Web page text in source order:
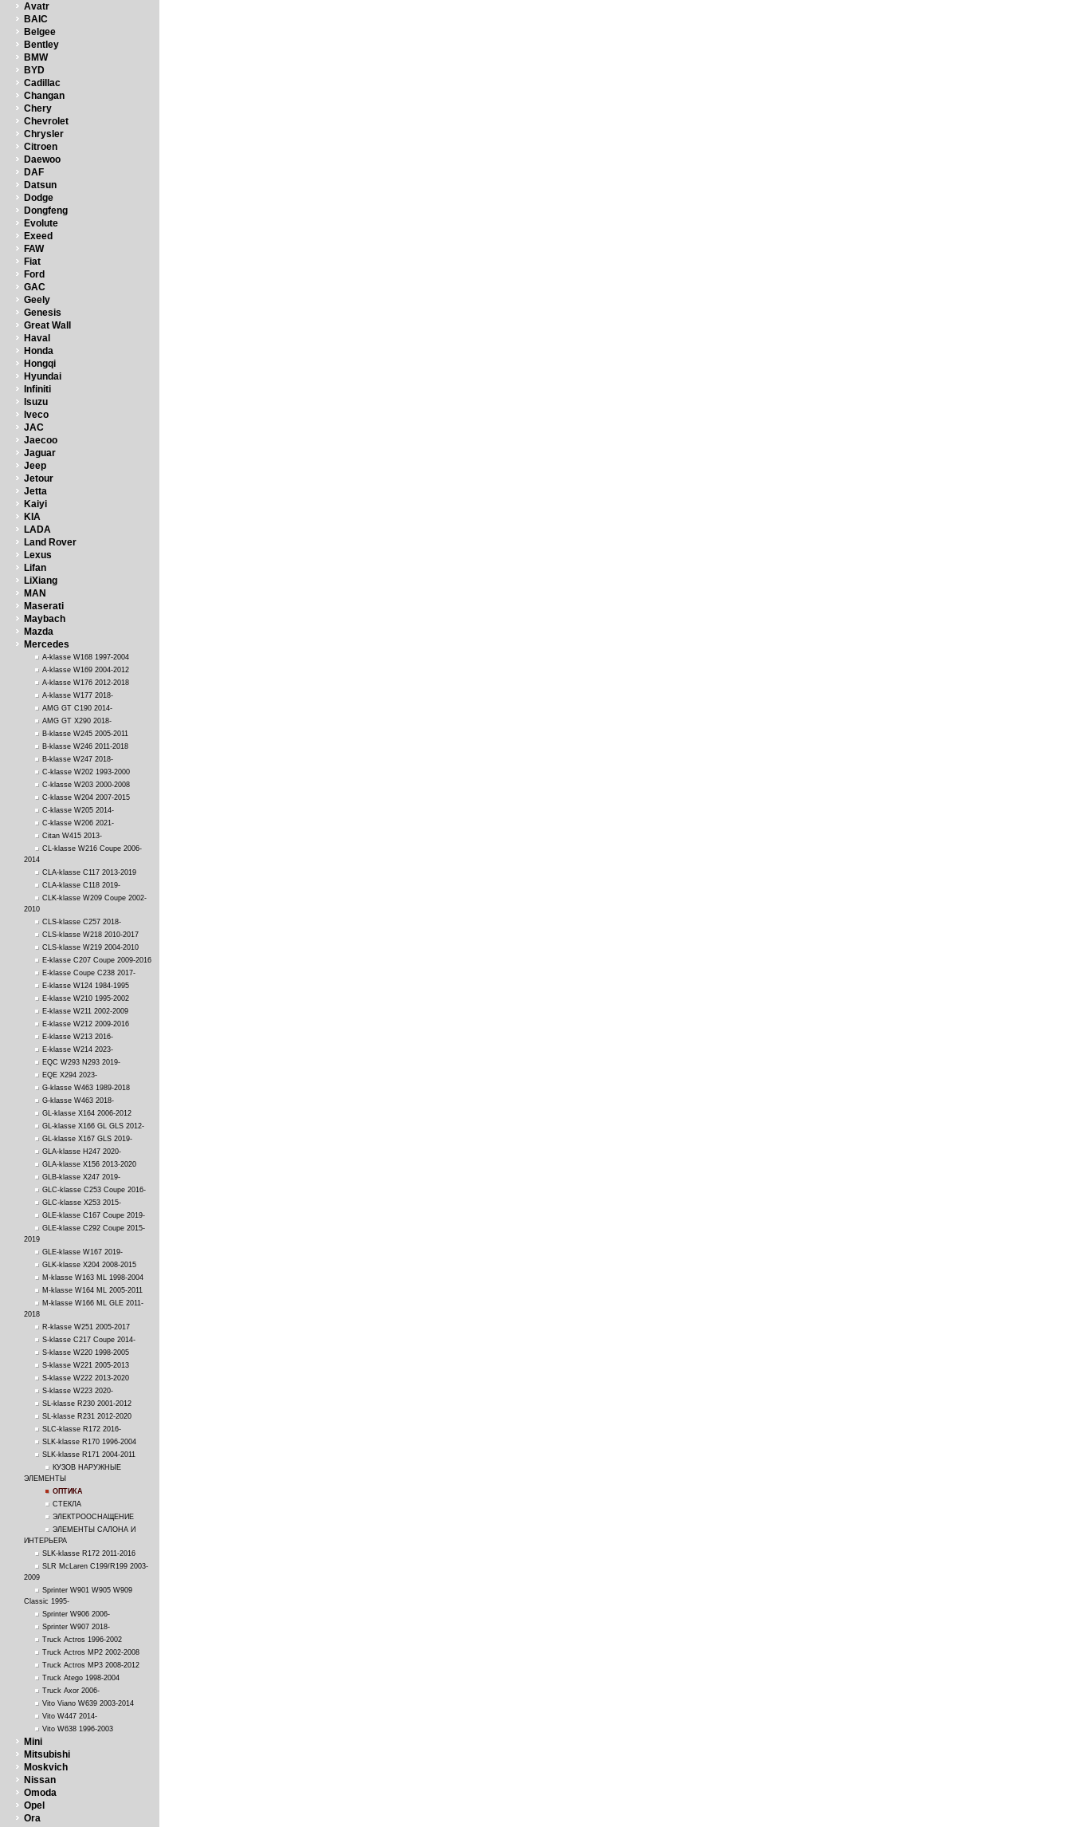
Avatr
BAIC
Belgee
Bentley
BMW
BYD
Cadillac
Changan
Chery
Chevrolet
Chrysler
Citroen
Daewoo
DAF
Datsun
Dodge
Dongfeng
Evolute
Exeed
FAW
Fiat
Ford
GAC
Geely
Genesis
Great Wall
Haval
Honda
Hongqi
Hyundai
Infiniti
Isuzu
Iveco
JAC
Jaecoo
Jaguar
Jeep
Jetour
Jetta
Kaiyi
KIA
LADA
Land Rover
Lexus
Lifan
LiXiang
MAN
Maserati
Maybach
Mazda
Mercedes
A-klasse W168 1997-2004
A-klasse W169 2004-2012
A-klasse W176 2012-2018
A-klasse W177 2018-
AMG GT C190 2014-
AMG GT X290 2018-
B-klasse W245 2005-2011
B-klasse W246 2011-2018
B-klasse W247 2018-
C-klasse W202 1993-2000
C-klasse W203 2000-2008
C-klasse W204 2007-2015
C-klasse W205 2014-
C-klasse W206 2021-
Citan W415 2013-
CL-klasse W216 Coupe 2006-
2014
CLA-klasse C117 2013-2019
CLA-klasse C118 2019-
CLK-klasse W209 Coupe 2002-
2010
CLS-klasse C257 2018-
CLS-klasse W218 2010-2017
CLS-klasse W219 2004-2010
E-klasse C207 Coupe 2009-2016
E-klasse Coupe C238 2017-
E-klasse W124 1984-1995
E-klasse W210 1995-2002
E-klasse W211 2002-2009
E-klasse W212 2009-2016
E-klasse W213 2016-
E-klasse W214 2023-
EQC W293 N293 2019-
EQE X294 2023-
G-klasse W463 1989-2018
G-klasse W463 2018-
GL-klasse X164 2006-2012
GL-klasse X166 GL GLS 2012-
GL-klasse X167 GLS 2019-
GLA-klasse H247 2020-
GLA-klasse X156 2013-2020
GLB-klasse X247 2019-
GLC-klasse C253 Coupe 2016-
GLC-klasse X253 2015-
GLE-klasse C167 Coupe 2019-
GLE-klasse C292 Coupe 2015-
2019
GLE-klasse W167 2019-
GLK-klasse X204 2008-2015
M-klasse W163 ML 1998-2004
M-klasse W164 ML 2005-2011
M-klasse W166 ML GLE 2011-
2018
R-klasse W251 2005-2017
S-klasse C217 Coupe 2014-
S-klasse W220 1998-2005
S-klasse W221 2005-2013
S-klasse W222 2013-2020
S-klasse W223 2020-
SL-klasse R230 2001-2012
SL-klasse R231 2012-2020
SLC-klasse R172 2016-
SLK-klasse R170 1996-2004
SLK-klasse R171 2004-2011
КУЗОВ НАРУЖНЫЕ
ЭЛЕМЕНТЫ
ОПТИКА
СТЕКЛА
ЭЛЕКТРООСНАЩЕНИЕ
ЭЛЕМЕНТЫ САЛОНА И
ИНТЕРЬЕРА
SLK-klasse R172 2011-2016
SLR McLaren C199/R199 2003-
2009
Sprinter W901 W905 W909
Classic 1995-
Sprinter W906 2006-
Sprinter W907 2018-
Truck Actros 1996-2002
Truck Actros MP2 2002-2008
Truck Actros MP3 2008-2012
Truck Atego 1998-2004
Truck Axor 2006-
Vito Viano W639 2003-2014
Vito W447 2014-
Vito W638 1996-2003
Mini
Mitsubishi
Moskvich
Nissan
Omoda
Opel
Ora